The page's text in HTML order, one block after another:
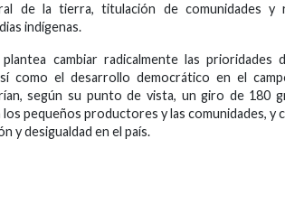
de la tierra, titulación de comunidades y
indígenas.
cambiar radicalmente las prioridades
como el desarrollo democrático en el
según su punto de vista, un giro de 180
pequeños productores y las comunidades,
y desigualdad en el país.